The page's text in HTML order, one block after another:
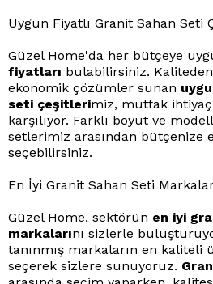
Uygun Fiyatlı Granit Sahan Seti
Güzel Home'da her bütçeye
fiyatları bulabilirsiniz.
ekonomik çözümler sunan
seti çeşitlerimiz, mutfak
karşılıyor. Farklı boyut ve
setlerimiz arasından bütçenize
seçebilirsiniz.
En İyi Granit Sahan Seti
Güzel Home, sektörün en iyi
markalarını sizlerle
tanınmış markaların en
seçerek sizlere sunuyoruz.